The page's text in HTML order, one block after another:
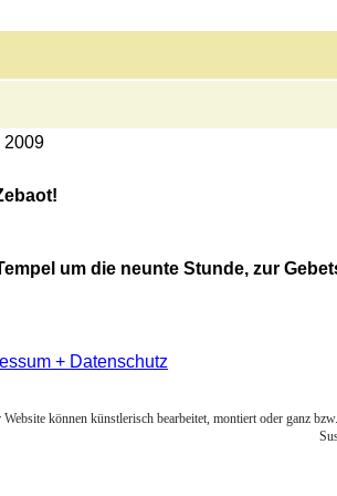
2009
um die neunte Stunde, zur
+ Datenschutz
können künstlerisch bearbeitet, montiert oder ganz